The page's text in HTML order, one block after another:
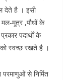
देते है । इसी
मूत्र ,पौधों के
पदार्थों के
स्वच्छ रखते है ।
से निर्मित